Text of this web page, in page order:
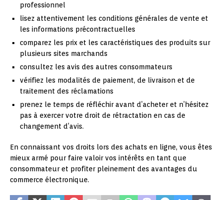
professionnel
lisez attentivement les conditions générales de vente et
les informations précontractuelles
comparez les prix et les caractéristiques des produits sur
plusieurs sites marchands
consultez les avis des autres consommateurs
vérifiez les modalités de paiement, de livraison et de
traitement des réclamations
prenez le temps de réfléchir avant d’acheter et n’hésitez
pas à exercer votre droit de rétractation en cas de
changement d’avis.
En connaissant vos droits lors des achats en ligne, vous êtes
mieux armé pour faire valoir vos intérêts en tant que
consommateur et profiter pleinement des avantages du
commerce électronique.